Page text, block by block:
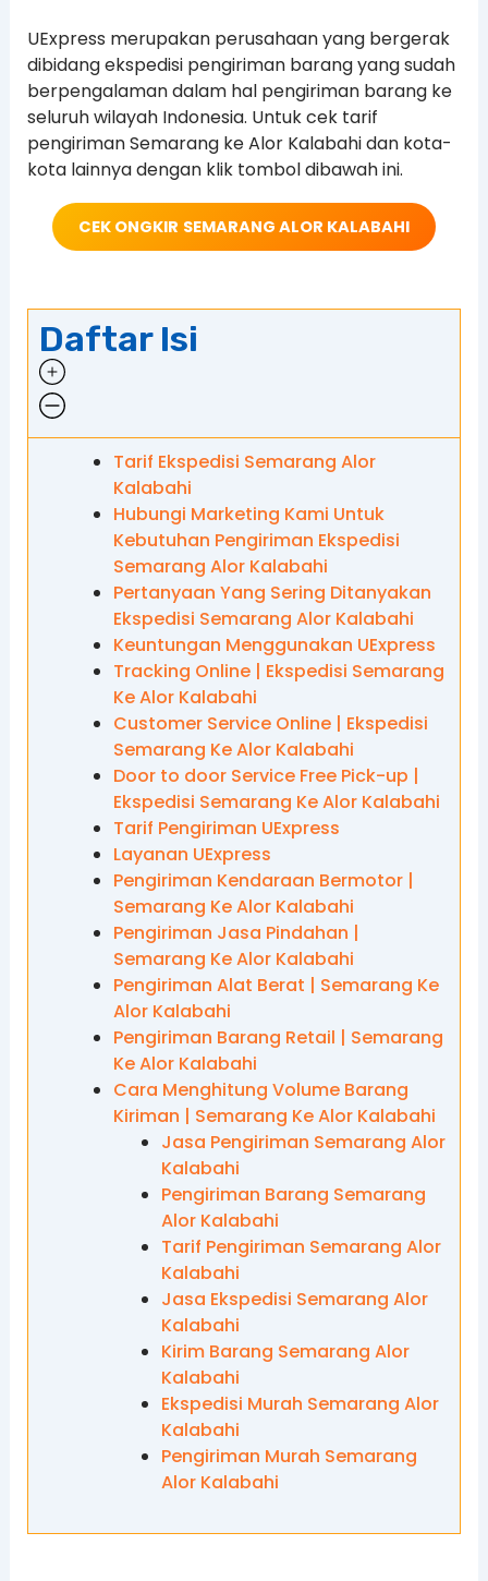
UExpress merupakan perusahaan yang bergerak
dibidang ekspedisi pengiriman barang yang sudah
berpengalaman dalam hal pengiriman barang ke
seluruh wilayah Indonesia. Untuk cek tarif
pengiriman Semarang ke Alor Kalabahi dan kota-
kota lainnya dengan klik tombol dibawah ini.
CEK ONGKIR SEMARANG ALOR KALABAHI
Daftar Isi
Tarif Ekspedisi Semarang Alor
Kalabahi
Hubungi Marketing Kami Untuk
Kebutuhan Pengiriman Ekspedisi
Semarang Alor Kalabahi
Pertanyaan Yang Sering Ditanyakan
Ekspedisi Semarang Alor Kalabahi
Keuntungan Menggunakan UExpress
Tracking Online | Ekspedisi Semarang
Ke Alor Kalabahi
Customer Service Online | Ekspedisi
Semarang Ke Alor Kalabahi
Door to door Service Free Pick-up |
Ekspedisi Semarang Ke Alor Kalabahi
Tarif Pengiriman UExpress
Layanan UExpress
Pengiriman Kendaraan Bermotor |
Semarang Ke Alor Kalabahi
Pengiriman Jasa Pindahan |
Semarang Ke Alor Kalabahi
Pengiriman Alat Berat | Semarang Ke
Alor Kalabahi
Pengiriman Barang Retail | Semarang
Ke Alor Kalabahi
Cara Menghitung Volume Barang
Kiriman | Semarang Ke Alor Kalabahi
Jasa Pengiriman Semarang Alor
Kalabahi
Pengiriman Barang Semarang
Alor Kalabahi
Tarif Pengiriman Semarang Alor
Kalabahi
Jasa Ekspedisi Semarang Alor
Kalabahi
Kirim Barang Semarang Alor
Kalabahi
Ekspedisi Murah Semarang Alor
Kalabahi
Pengiriman Murah Semarang
Alor Kalabahi